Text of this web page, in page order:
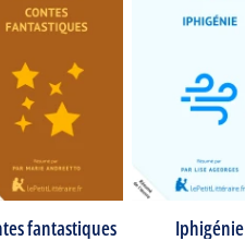
fantastiques Iphigénie